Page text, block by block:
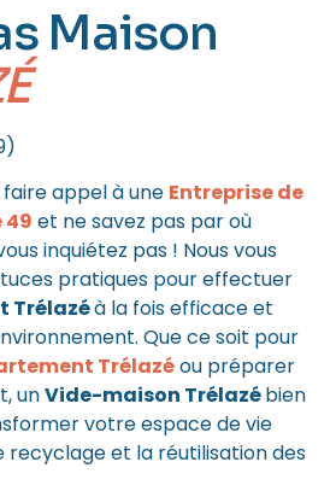
Maison
appel à une Entreprise de
49 et ne savez pas par où
inquiétez pas ! Nous vous
pratiques pour effectuer
Trélazéà la fois efficace et
Que ce soit pour
Trélazéou préparer
unVide-maison Trélazébien
votre espace de vie
et la réutilisation des